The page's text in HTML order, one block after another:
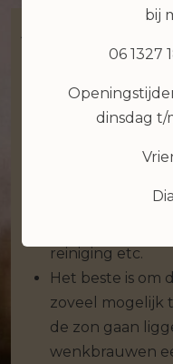
After Care
wenkbrauwen
houden. Hier
zorgen dat je
de behandeling
reiniging etc.
Het beste is om
zoveel mogelijk
de zon gaan
wenkbrauwen
bij
06 1327
dinsdag t/